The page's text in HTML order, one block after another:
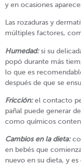
y en ocasiones
Las rozaduras y
múltiples factores,
Humedad:si su
popó durante más
lo que es
después de que se
Fricción:el contacto
pañal puede generar
como químicos
Cambios en la dieta:
en bebés que
nuevo en su dieta, y